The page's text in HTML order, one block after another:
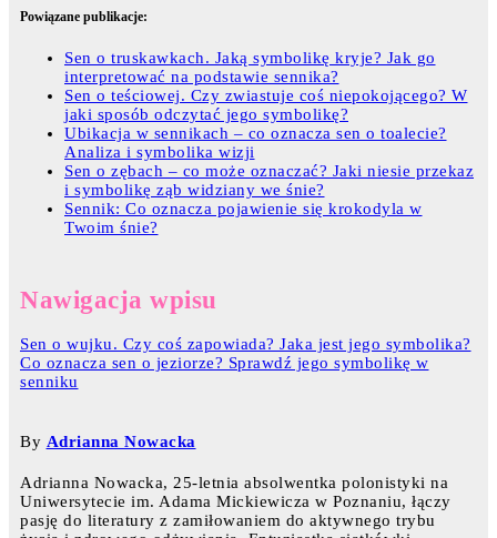
Powiązane publikacje:
Sen o truskawkach. Jaką symbolikę kryje? Jak go
interpretować na podstawie sennika?
Sen o teściowej. Czy zwiastuje coś niepokojącego? W
jaki sposób odczytać jego symbolikę?
Ubikacja w sennikach – co oznacza sen o toalecie?
Analiza i symbolika wizji
Sen o zębach – co może oznaczać? Jaki niesie przekaz
i symbolikę ząb widziany we śnie?
Sennik: Co oznacza pojawienie się krokodyla w
Twoim śnie?
Nawigacja wpisu
Sen o wujku. Czy coś zapowiada? Jaka jest jego symbolika?
Co oznacza sen o jeziorze? Sprawdź jego symbolikę w
senniku
By Adrianna Nowacka
Adrianna Nowacka, 25-letnia absolwentka polonistyki na
Uniwersytecie im. Adama Mickiewicza w Poznaniu, łączy
pasję do literatury z zamiłowaniem do aktywnego trybu